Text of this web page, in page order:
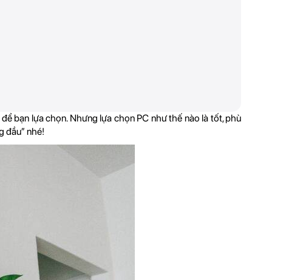
bạn lựa chọn. Nhưng lựa chọn PC như thế nào là tốt, phù
đầu” nhé!